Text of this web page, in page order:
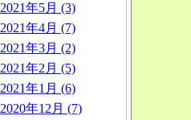
2021年5月 (3)
2021年4月 (7)
2021年3月 (2)
2021年2月 (5)
2021年1月 (6)
2020年12月 (7)